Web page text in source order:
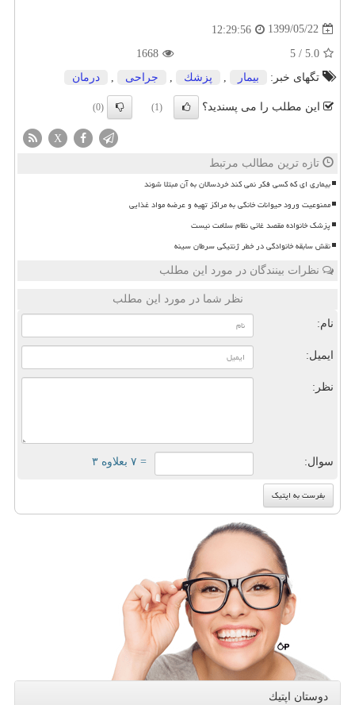
1399/05/22
12:29:56
5.0
/
5
1668
تگهای خبر:
بیمار پزشك جراحی درمان
این مطلب را می پسندید؟ (1)
(0)
X
تازه ترین مطالب مرتبط
بیماری ای که کسی فکر نمی کند خردسالان به آن مبتلا شوند
ممنوعیت ورود حیوانات خانگی به مراکز تهیه و عرضه مواد غذایی
پزشک خانواده مقصد غائی نظام سلامت نیست
نقش سابقه خانوادگی در خطر ژنتیکی سرطان سینه
نظرات بینندگان در مورد این مطلب
نظر شما در مورد این مطلب
نام:
ایمیل:
نظر:
سوال: = ۷ بعلاوه ۳
دوستان اپتیك